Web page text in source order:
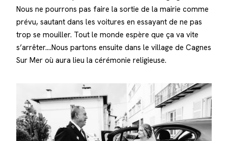
Nous ne pourrons pas faire la sortie de la mairie comme
prévu, sautant dans les voitures en essayant de ne pas
trop se mouiller. Tout le monde espère que ça va vite
s’arrêter….Nous partons ensuite dans le village de Cagnes
Sur Mer où aura lieu la cérémonie religieuse.